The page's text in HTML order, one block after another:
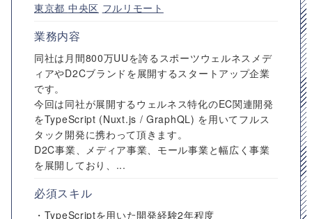
東京都 中央区 フルリモート
業務内容
同社は月間800万UUを誇るスポーツウェルネスメデ
ィアやD2Cブランドを展開するスタートアップ企業
です。
今回は同社が展開するウェルネス特化のEC関連開発
をTypeScript (Nuxt.js / GraphQL) を用いてフルス
タック開発に携わって頂きます。
D2C事業、メディア事業、モール事業と幅広く事業
を展開しており、...
必須スキル
・TypeScriptを用いた開発経験2年程度